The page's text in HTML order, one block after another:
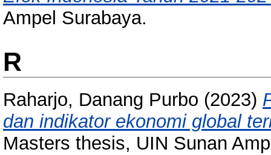
Ampel Surabaya.
R
Raharjo, Danang Purbo (2023)
dan indikator ekonomi global
Masters thesis, UIN Sunan